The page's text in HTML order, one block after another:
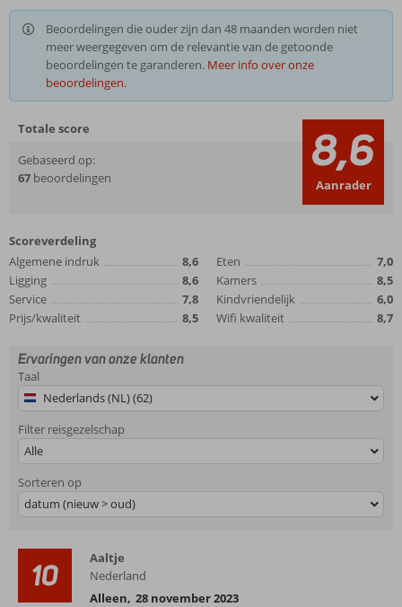
Beoordelingen die ouder zijn dan 48 maanden worden niet
meer weergegeven om de relevantie van de getoonde
beoordelingen te garanderen. Meer info over onze
beoordelingen.
Totale score
Gebaseerd op:
67 beoordelingen 8,6
Aanrader
Scoreverdeling
Algemene indruk
8,6
Ligging
8,6
Service
7,8
Prijs/kwaliteit
8,5
Eten
7,0
Kamers
8,5
Kindvriendelijk
6,0
Wifi kwaliteit
8,7
Ervaringen van onze klanten
Taal
Nederlands (NL) (62)
Filter reisgezelschap
Alle
Sorteren op
datum (nieuw > oud)
10
Aaltje
Nederland
Alleen, 28 november 2023